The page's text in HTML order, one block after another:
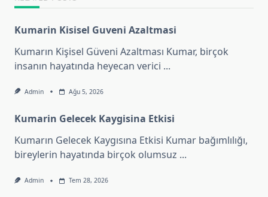
Kumarin Kisisel Guveni Azaltmasi
Kumarın Kişisel Güveni Azaltması Kumar, birçok
insanın hayatında heyecan verici ...
Admin Ağu 5, 2026
Kumarin Gelecek Kaygisina Etkisi
Kumarın Gelecek Kaygısına Etkisi Kumar bağımlılığı,
bireylerin hayatında birçok olumsuz ...
Admin Tem 28, 2026